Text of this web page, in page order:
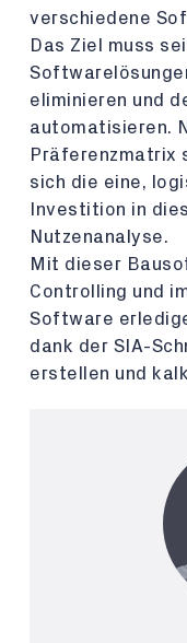
verschiedene
Das Ziel muss
eliminieren und
automatisieren.
Präferenzmatrix
sich die eine,
Investition in
Nutzenanalyse.
Mit dieser
Controlling und
Software
dank der SIA-
erstellen und